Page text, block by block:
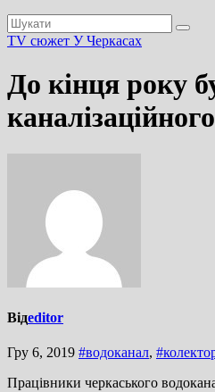
TV сюжет У Черкасах
До кінця року
Відeditor
Гру 6, 2019 #водоканал,
Працівники черкаського